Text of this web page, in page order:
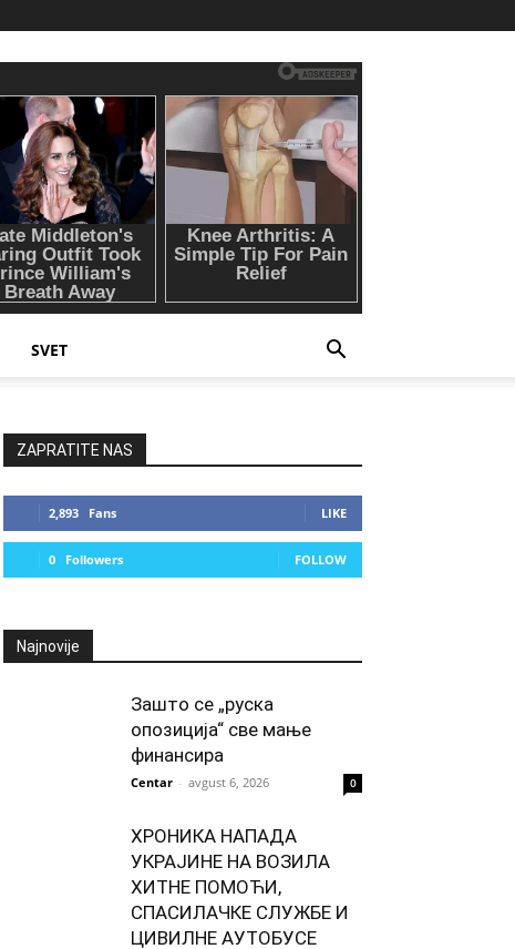
SVET
ZAPRATITE NAS
2,893 Fans LIKE
0 Followers FOLLOW
Najnovije
Зашто се „руска
опозиција“ све мање
финансира
Centar - avgust 6, 2026 0
ХРОНИКА НАПАДА
УКРАЈИНЕ НА ВОЗИЛА
ХИТНЕ ПОМОЋИ,
СПАСИЛАЧКЕ СЛУЖБЕ И
ЦИВИЛНЕ АУТОБУСЕ